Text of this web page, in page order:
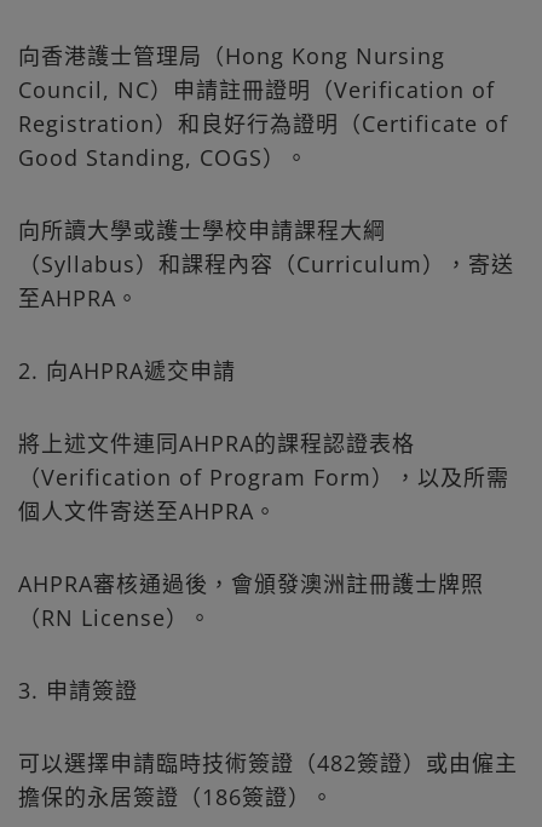
向香港護士管理局（Hong Kong Nursing
Council, NC）申請註冊證明（Verification of
Registration）和良好行為證明（Certificate of
Good Standing, COGS）。
向所讀大學或護士學校申請課程大綱
（Syllabus）和課程內容（Curriculum），寄送
至AHPRA。
2. 向AHPRA遞交申請
將上述文件連同AHPRA的課程認證表格
（Verification of Program Form），以及所需
個人文件寄送至AHPRA。
AHPRA審核通過後，會頒發澳洲註冊護士牌照
（RN License）。
3. 申請簽證
可以選擇申請臨時技術簽證（482簽證）或由僱主
擔保的永居簽證（186簽證）。